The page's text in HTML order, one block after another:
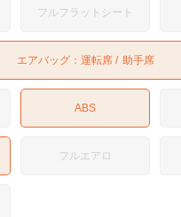
フルフラットシート
エアバッグ： 運転席 助手席
ABS
フルエアロ